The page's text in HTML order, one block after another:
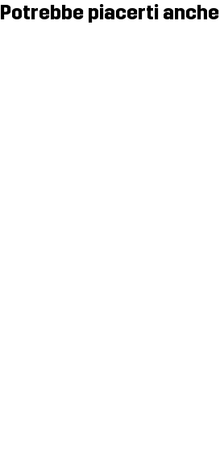
Potrebbe piacerti anche